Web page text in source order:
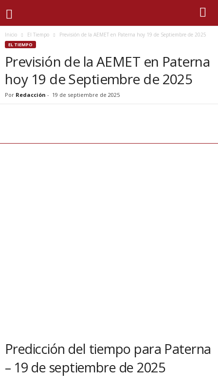
Inicio El Tiempo Previsión de la AEMET en Paterna hoy 19 de Septiembre de 2025
EL TIEMPO
Previsión de la AEMET en Paterna
hoy 19 de Septiembre de 2025
Por Redacción - 19 de septiembre de 2025
Predicción del tiempo para Paterna
– 19 de septiembre de 2025